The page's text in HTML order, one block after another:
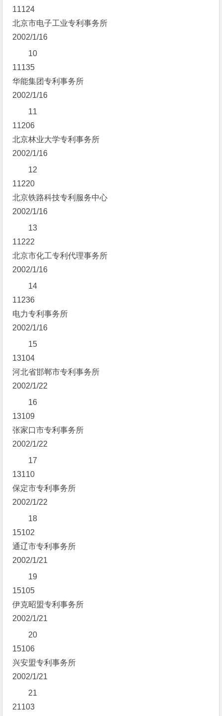
11124
北京市电子工业专利事务所
2002/1/16
10
11135
华能集团专利事务所
2002/1/16
11
11206
北京林业大学专利事务所
2002/1/16
12
11220
北京铁路科技专利服务中心
2002/1/16
13
11222
北京市化工专利代理事务所
2002/1/16
14
11236
电力专利事务所
2002/1/16
15
13104
河北省邯郸市专利事务所
2002/1/22
16
13109
张家口市专利事务所
2002/1/22
17
13110
保定市专利事务所
2002/1/22
18
15102
通辽市专利事务所
2002/1/21
19
15105
伊克昭盟专利事务所
2002/1/21
20
15106
兴安盟专利事务所
2002/1/21
21
21103